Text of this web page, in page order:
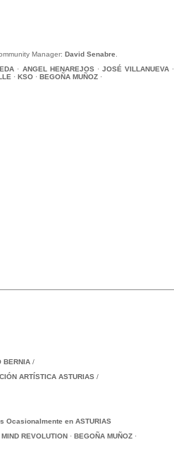
Manager: David Senabre
· ANGEL HENAREJOS· JOSÉ VILLANUEVA·
· KSO · BEGOÑA MUÑOZ ·
BERNIA /
ARTÍSTICA ASTURIAS /
Ocasionalmente en ASTURIAS
MIND REVOLUTION · BEGOÑA MUÑOZ ·